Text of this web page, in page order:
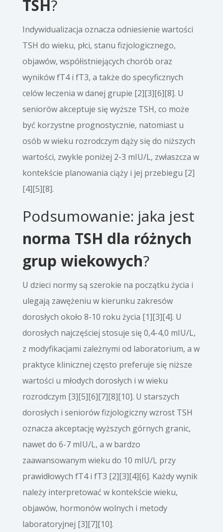
TSH?
Indywidualizacja oznacza odniesienie wartości
TSH do wieku, płci, stanu fizjologicznego,
objawów, współistniejących chorób oraz
wyników fT4 i fT3, a także do specyficznych
celów leczenia w danej grupie [2][3][6][8]. U
seniorów akceptuje się wyższe TSH, co może
być korzystne prognostycznie, natomiast u
osób w wieku rozrodczym dąży się do niższych
wartości, zwykle poniżej 2-3 mIU/L, zwłaszcza w
kontekście planowania ciąży i jej przebiegu [2]
[4][5][8].
Podsumowanie: jaka jest
norma TSH dla różnych
grup wiekowych?
U dzieci normy są szerokie na początku życia i
ulegają zawężeniu w kierunku zakresów
dorosłych około 8-10 roku życia [1][3][4]. U
dorosłych najczęściej stosuje się 0,4-4,0 mIU/L,
z modyfikacjami zależnymi od laboratorium, a w
praktyce klinicznej często preferuje się niższe
wartości u młodych dorosłych i w wieku
rozrodczym [3][5][6][7][8][10]. U starszych
dorosłych i seniorów fizjologiczny wzrost TSH
oznacza akceptację wyższych górnych granic,
nawet do 6-7 mIU/L, a w bardzo
zaawansowanym wieku do 10 mIU/L przy
prawidłowych fT4 i fT3 [2][3][4][6]. Każdy wynik
należy interpretować w kontekście wieku,
objawów, hormonów wolnych i metody
laboratoryjnej [3][7][10].